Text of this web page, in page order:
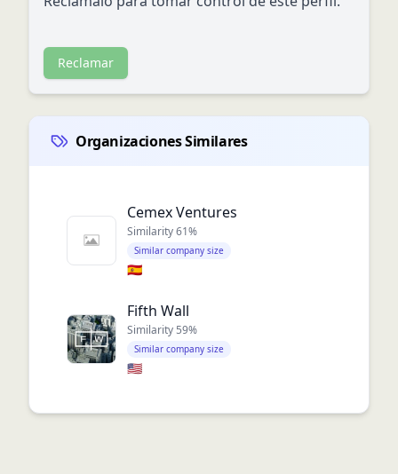
Reclamar
Organizaciones Similares
Cemex Ventures
Similarity61%
Similar company size
🇪🇸
Fifth Wall
Similarity 59%
Similar company size
🇺🇸